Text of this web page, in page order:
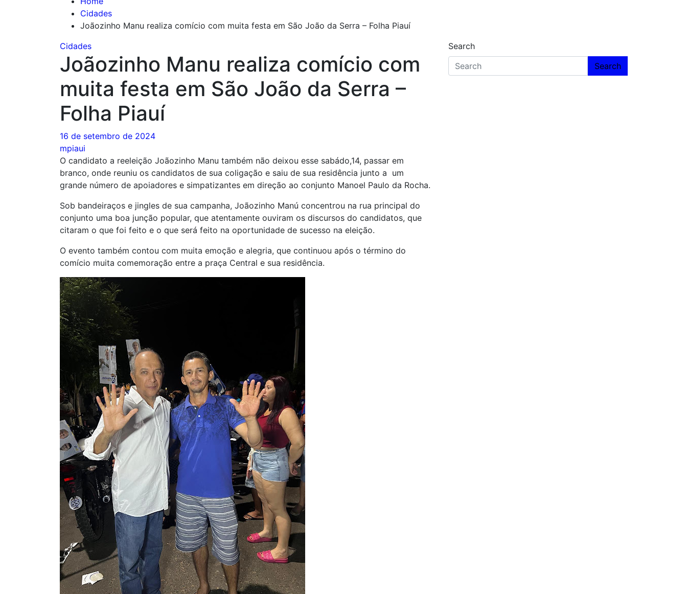
Cidades
Joãozinho Manu realiza comício com muita festa em São João da Serra – Folha Piauí
Cidades
Joãozinho Manu realiza comício com
muita festa em São João da Serra –
Folha Piauí
16 de setembro de 2024
mpiaui
O candidato a reeleição Joãozinho Manu também não deixou esse sabádo,14, passar em
branco, onde reuniu os candidatos de sua coligação e saiu de sua residência junto a um
grande número de apoiadores e simpatizantes em direção ao conjunto Manoel Paulo da Rocha.
Sob bandeiraços e jingles de sua campanha, Joãozinho Manú concentrou na rua principal do
conjunto uma boa junção popular, que atentamente ouviram os discursos do candidatos, que
citaram o que foi feito e o que será feito na oportunidade de sucesso na eleição.
O evento também contou com muita emoção e alegria, que continuou após o término do
comício muita comemoração entre a praça Central e sua residência.
Search
Search